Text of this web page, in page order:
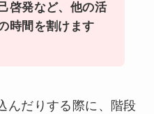
啓発など、他の活
時間を割けます
んだりする際に、階段